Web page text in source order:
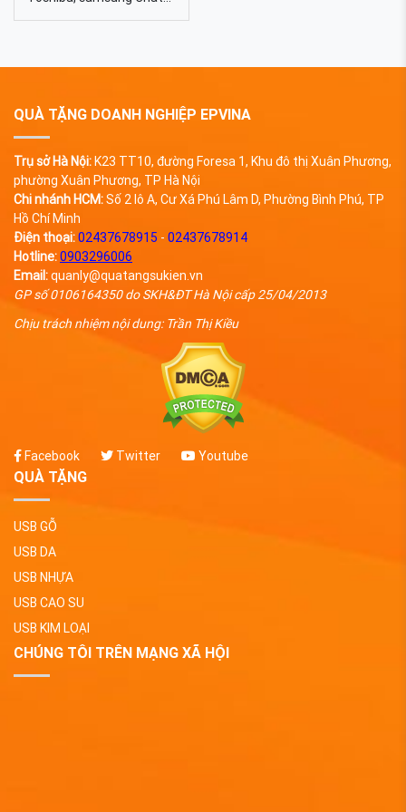
liệu Gỗ Dung lượng 4gb,
màu sắc Quy cách In lưới,
QUÀ TẶNG DOANH NGHIỆP EPVINA
Trụ sở Hà Nội:K23 TT10, đường Foresa 1, Khu đô thị Xuân Phương,
phường Xuân Phương, TP Hà Nội
Chi nhánh HCM:Số 2 lô A, Cư Xá Phú Lâm D, Phường Bình Phú, TP
Hồ Chí Minh
Điện thoại:02437678915 - 02437678914
Hotline:0903296006
Email:quanly@quatangsukien.vn
GP số 0106164350 do SKH&ĐT Hà Nội cấp 25/04/2013
Chịu trách nhiệm nội dung: Trần Thị Kiều
Facebook Twitter Youtube
QUÀ TẶNG
USB GỖ
USB DA
USB NHỰA
USB CAO SU
USB KIM LOẠI
CHÚNG TÔI TRÊN MẠNG XÃ HỘI